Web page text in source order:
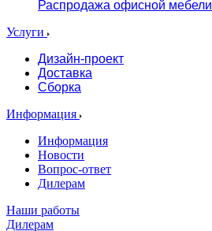
Распродажа офисной мебели
Услуги
Дизайн-проект
Доставка
Сборка
Информация
Информация
Новости
Вопрос-ответ
Дилерам
Наши работы
Дилерам